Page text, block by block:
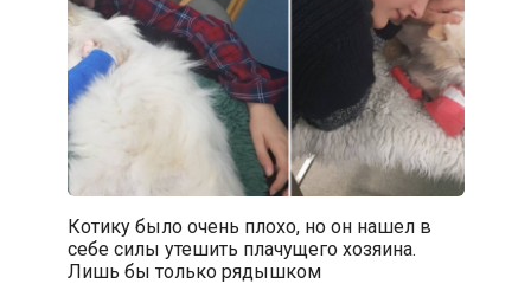
Котику было очень плохо, но он нашел в
себе силы утешить плачущего хозяина.
Лишь бы только рядышком